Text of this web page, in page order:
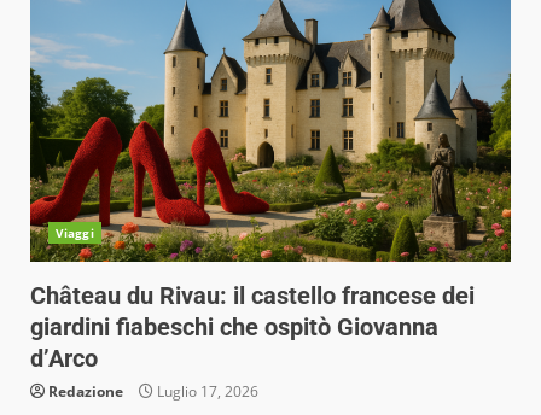
Viaggi
Château du Rivau: il castello francese dei
giardini fiabeschi che ospitò Giovanna
d’Arco
Redazione Luglio 17, 2026